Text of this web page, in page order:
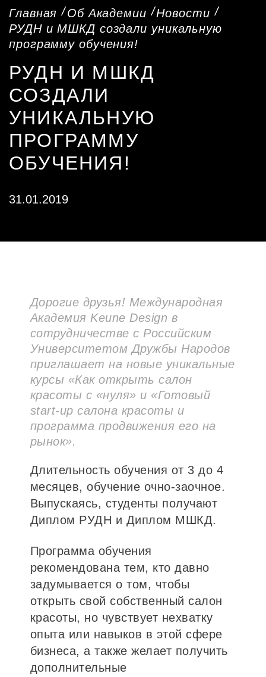
Главная Об Академии
Новости
РУДН и МШКД создали уникальную
программу обучения!
РУДН И МШКД
СОЗДАЛИ
УНИКАЛЬНУЮ
ПРОГРАММУ
ОБУЧЕНИЯ!
31.01.2019
Дорогие друзья! Международная
Академия Keune Design в
сотрудничестве с Российским
Университетом Дружбы Народов
приглашает на новые уникальные
курсы «Как открыть салон
красоты с «нуля» и «Готовый
start-up салона красоты и
программа продвижения его на
рынок».
Длительность обучения от 3 до 4
месяцев, обучение очно-заочное.
Выпускаясь, студенты получают
Диплом РУДН и Диплом МШКД.
Программа обучения
рекомендована тем, кто давно
задумывается о том, чтобы
открыть свой собственный салон
красоты, но чувствует нехватку
опыта или навыков в этой сфере
бизнеса, а также желает получить
дополнительные